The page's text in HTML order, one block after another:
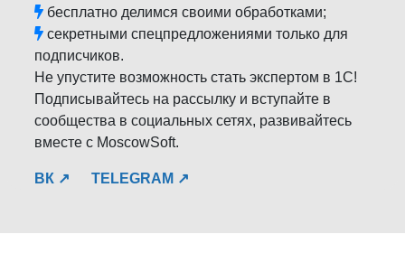
бесплатно делимся своими обработками;
секретными спецпредложениями только для
подписчиков.
Не упустите возможность стать экспертом в 1С!
Подписывайтесь на рассылку и вступайте в
сообщества в социальных сетях, развивайтесь
вместе с MoscowSoft.
ВК ↗ TELEGRAM ↗